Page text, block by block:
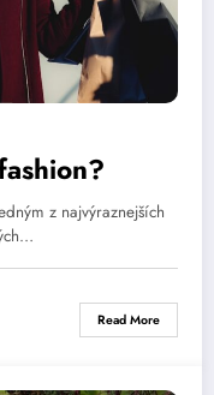
z najvýraznejších
Read More